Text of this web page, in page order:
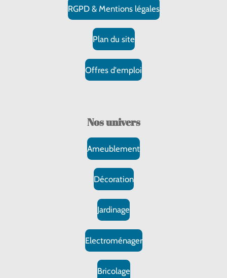
RGPD & Mentions légales
Plan du site
Offres d'emploi
Nosunivers
Ameublement
Décoration
Jardinage
Electroménager
Bricolage